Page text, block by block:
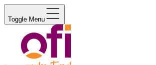
Toggle Menu